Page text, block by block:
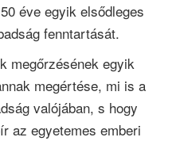
éve egyik elsődleges
fenntartását.
megőrzésének egyik
megértése, mi is a
valójában, s hogy
az egyetemes emberi